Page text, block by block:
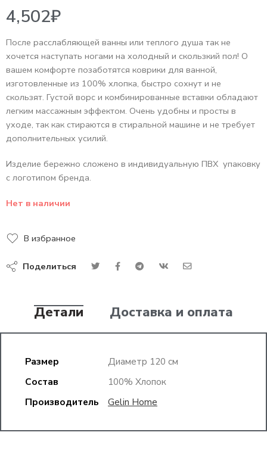
После расслабляющей ванны или теплого душа так не
хочется наступать ногами на холодный и скользкий пол! О
вашем комфорте позаботятся коврики для ванной,
изготовленные из 100% хлопка, быстро сохнут и не
скользят. Густой ворс и комбинированные вставки обладают
легким массажным эффектом. Очень удобны и просты в
уходе, так как стираются в стиральной машине и не требует
дополнительных усилий.
Изделие бережно сложено в индивидуальную ПВХ упаковку
с логотипом бренда.
Нет в наличии
В избранное
Поделиться
Детали Доставка и оплата
Размер
Диаметр 120 см
Состав
100% Хлопок
Производитель
Gelin Home